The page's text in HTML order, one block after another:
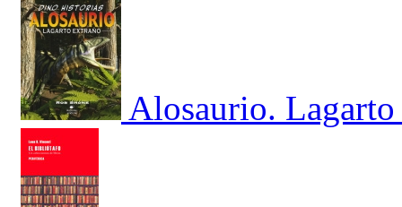
Alosaurio.